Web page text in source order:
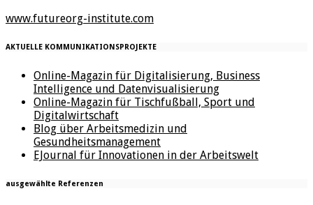
www.futureorg-institute.com
AKTUELLE KOMMUNIKATIONSPROJEKTE
Online-Magazin für Digitalisierung, Business
Intelligence und Datenvisualisierung
Online-Magazin für Tischfußball, Sport und
Digitalwirtschaft
Blog über Arbeitsmedizin und
Gesundheitsmanagement
EJournal für Innovationen in der Arbeitswelt
ausgewählte Referenzen